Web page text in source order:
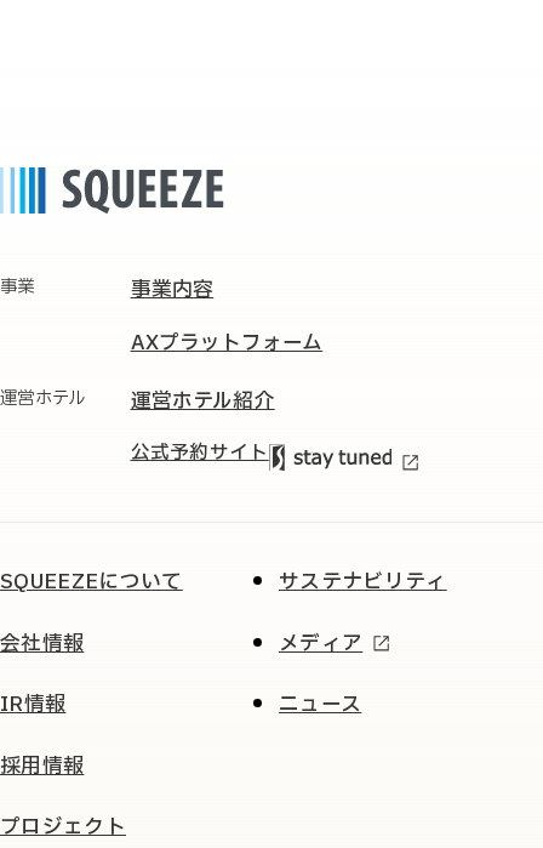
事業
事業内容
AXプラットフォーム
運営ホテル 運営ホテル紹介
公式予約サイト
SQUEEZEについて
会社情報
IR情報
採用情報
プロジェクト
サステナビリティ
メディア
ニュース